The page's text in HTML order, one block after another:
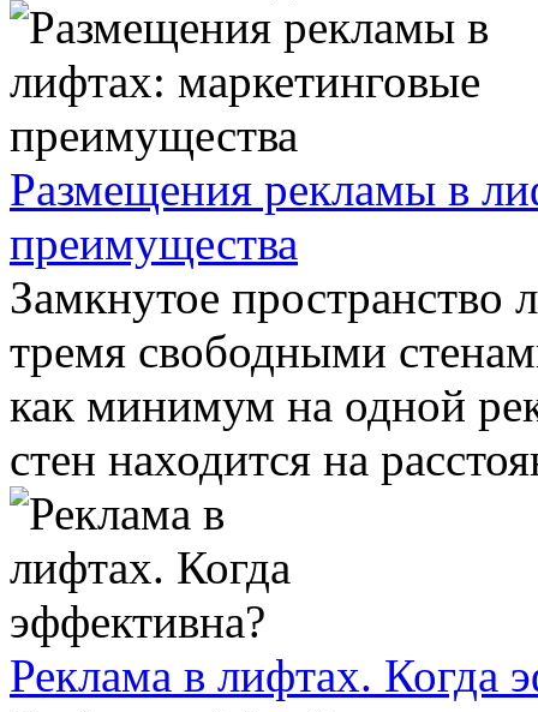
Размещения рекламы в
преимущества
Замкнутое пространство
тремя свободными
как минимум на одной
стен находится на
Реклама в лифтах. Когда